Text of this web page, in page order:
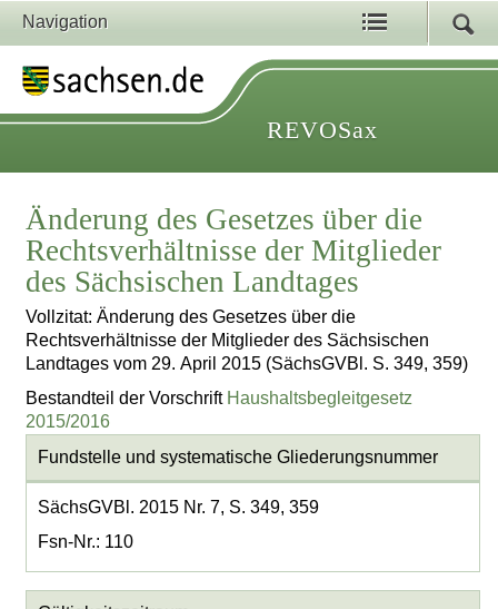
Navigation
REVOSax
Änderung des Gesetzes über die
Rechtsverhältnisse der Mitglieder
des Sächsischen Landtages
Vollzitat: Änderung des Gesetzes über die
Rechtsverhältnisse der Mitglieder des Sächsischen
Landtages vom 29. April 2015 (SächsGVBl. S. 349, 359)
Bestandteil der Vorschrift Haushaltsbegleitgesetz
2015/2016
Fundstelle und systematische Gliederungsnummer
SächsGVBl. 2015 Nr. 7, S. 349, 359
Fsn-Nr.: 110